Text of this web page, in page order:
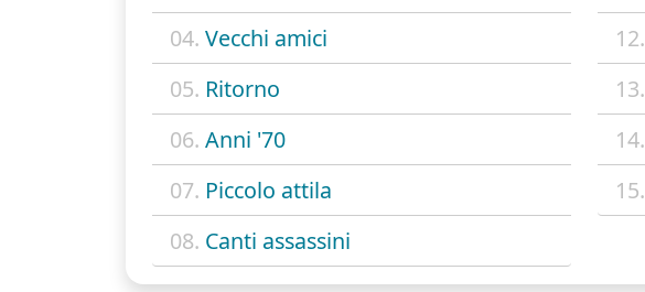
04. Vecchi amici
05. Ritorno
06. Anni '70
07. Piccolo attila
08. Canti assassini
12.
13.
14.
15.